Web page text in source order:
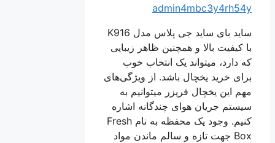
admin4mbc3y4rh54y
ساید بای‌ ساید جی پلاس مدل K916
با کیفیت بالا و همچنین ظاهر زیبایی
که دارد، میتواند یک انتخاب خوب
برای خرید یخچال باشد. از ویژگی‌های
مهم این یخچال فریزر میتوانیم به
سیستم جریان هوای چندگانه اشاره
کنیم. وجود یک محفظه به نام Fresh
Box جهت تازه و سالم ماندن مواد